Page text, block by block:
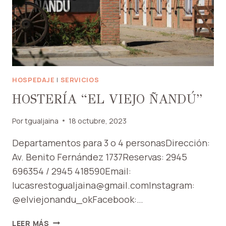
HOSPEDAJE | SERVICIOS
HOSTERÍA “EL VIEJO ÑANDÚ”
Portgualjaina 18 octubre, 2023
Departamentos para 3 o 4 personasDirección:
Av. Benito Fernández 1737Reservas: 2945
696354 / 2945 418590Email:
lucasrestogualjaina@gmail.comInstagram:
@elviejonandu_okFacebook:…
LEER MÁS HOSTERÍA